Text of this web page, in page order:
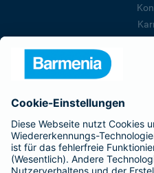
Barmenia ist Teil
Kranken-